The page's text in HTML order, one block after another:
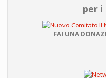
per i
FAI UNA